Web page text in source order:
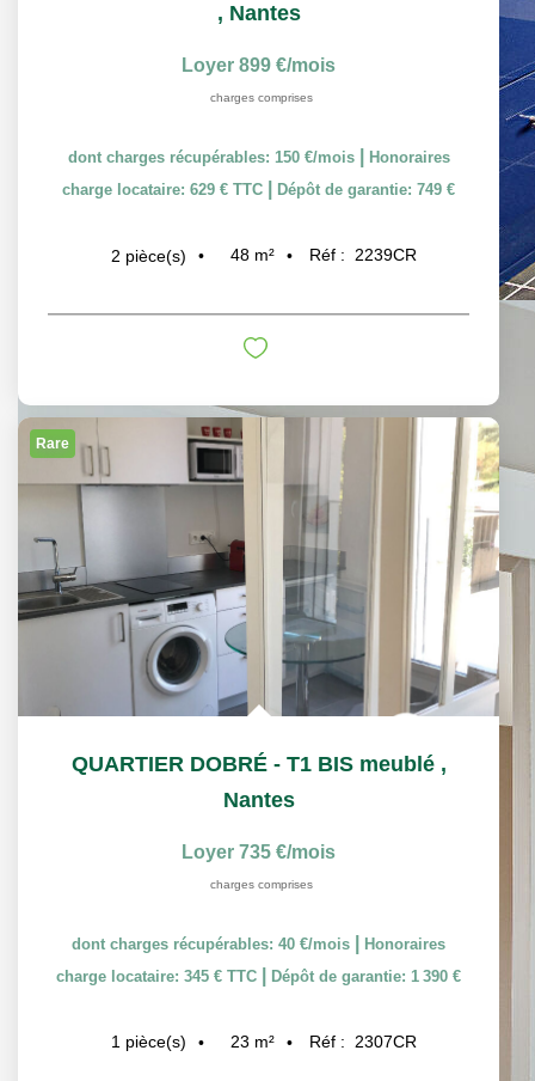
, Nantes
Loyer 899 €/mois
charges comprises
dont charges récupérables: 150 €/mois
Honoraires
charge locataire: 629 € TTC
Dépôt de garantie: 749 €
2 pièce(s) 48 m² Réf : 2239CR
Rare
QUARTIER DOBRÉ - T1 BIS meublé ,
Nantes
Loyer 735 €/mois
charges comprises
dont charges récupérables: 40 €/mois
Honoraires
charge locataire: 345 € TTC
Dépôt de garantie: 1 390 €
1 pièce(s) 23 m² Réf : 2307CR